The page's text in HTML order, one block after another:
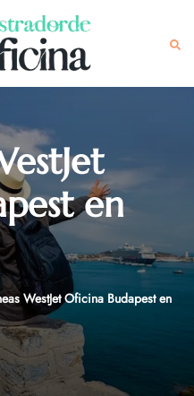
en
WestJet Oficina Budapest en